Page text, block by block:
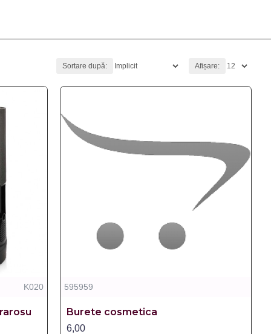
Sortare după: Afișare:
K020 595959
Burete cosmetica
6,00